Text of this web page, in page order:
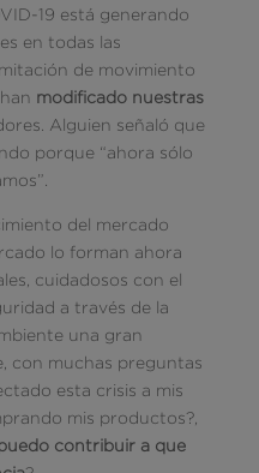
19 está generando
en todas las
de movimiento
modificado nuestras
Alguien señaló que
porque “ahora sólo
del mercado
lo forman ahora
cuidadosos con el
a través de la
una gran
con muchas preguntas
esta crisis a mis
mis productos?,
contribuir a que